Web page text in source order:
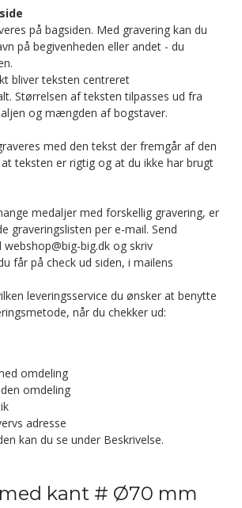
på bagsiden. Med gravering kan du
på begivenheden eller andet - du
bliver teksten centreret
Størrelsen af teksten tilpasses ud fra
og mængden af bogstaver.
med den tekst der fremgår af den
teksten er rigtig og at du ikke har brugt
medaljer med forskellig gravering, er
graveringslisten per e-mail. Send
big.dk og skriv
får på check ud siden, i mailens
leveringsservice du ønsker at benytte
når du chekker ud:
omdeling
omdeling
adresse
kan du se under Beskrivelse.
kant # Ø70 mm